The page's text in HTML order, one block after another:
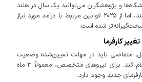
و پژوهشگران می‌توانند یک‌ سال در هلند
بمانند تا کار پیدا کنند، اما از ۲۰۲۵ قوانین مرتبط با درآمد مورد نیاز
شده است.
کارفرما
متقاضی باید در مهلت تعیین‌شده وضعیت
جدید را به IND اعلام کند. برای نیروهای متخصص، معمولاً ۳ ماه
جدید وجود دارد.